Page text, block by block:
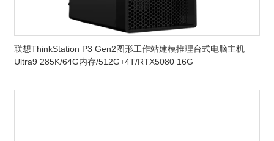
联想ThinkStation P3 Gen2图形工作站建模推理台式电脑主机
Ultra9 285K/64G内存/512G+4T/RTX5080 16G